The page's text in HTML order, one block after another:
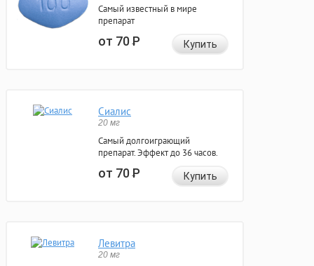
Самый известный в мире
препарат
от 70Р Купить
Сиалис
20 мг
Самый долгоиграющий
препарат. Эффект до 36 часов.
от 70Р Купить
Левитра
20 мг